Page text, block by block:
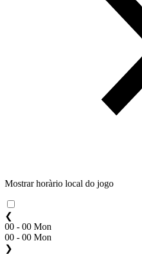
Mostrar horàrio local do jogo
❮
00 - 00 Mon
00 - 00 Mon
❯